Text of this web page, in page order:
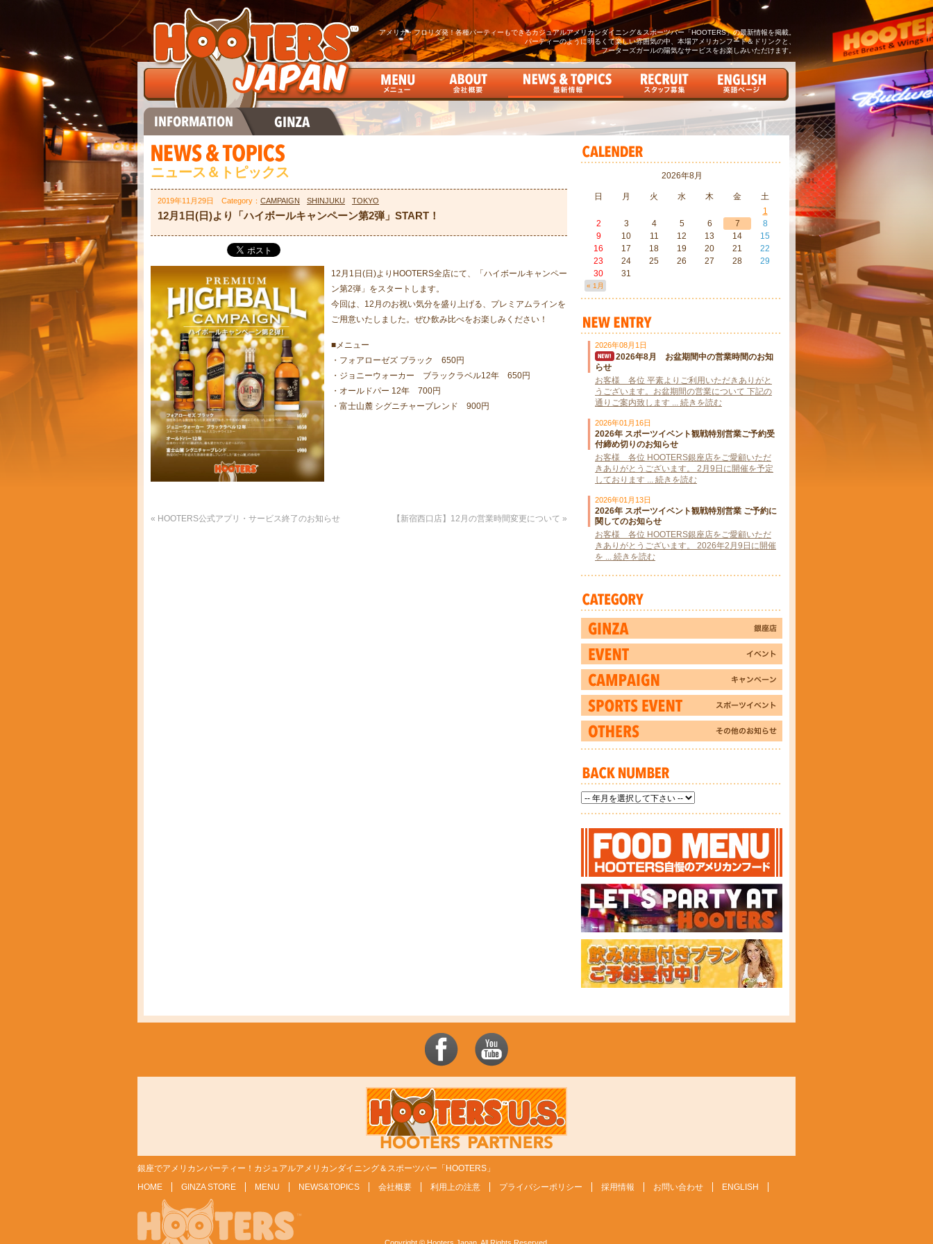
アメリカ・フロリダ発！各種パーティーもできるカジュアルアメリカンダイニング＆スポーツバー「HOOTERS」の最新情報を掲載。
パーティーのように明るくて楽しい雰囲気の中、本場アメリカンフード＆ドリンクと、
フーターズガールの陽気なサービスをお楽しみいただけます。
ニュース＆トピックス
2019年11月29日 Category： CAMPAIGN SHINJUKU TOKYO
12月1日(日)より「ハイボールキャンペーン第2弾」START！
12月1日(日)よりHOOTERS全店にて、「ハイボールキャンペー
ン第2弾」をスタートします。
今回は、12月のお祝い気分を盛り上げる、プレミアムラインを
ご用意いたしました。ぜひ飲み比べをお楽しみください！
■メニュー
・フォアローゼズ ブラック 650円
・ジョニーウォーカー ブラックラベル12年 650円
・オールドパー 12年 700円
・富士山麓 シグニチャーブレンド 900円
« HOOTERS公式アプリ・サービス終了のお知らせ 【新宿西口店】12月の営業時間変更について »
2026年8月
日 月 火 水 木 金 土
« 1月
1
2
3 4 5 6 7
8
9
10 11 12 13 14
15
16
17 18 19 20 21
22
23
24 25 26 27 28
29
30
31
2026年08月1日
2026年8月 お盆期間中の営業時間のお知
らせ
お客様 各位 平素よりご利用いただきありがと
うございます。お盆期間の営業について 下記の
通りご案内致します ... 続きを読む
2026年01月16日
2026年 スポーツイベント観戦特別営業ご予約受
付締め切りのお知らせ
お客様 各位 HOOTERS銀座店をご愛顧いただ
きありがとうございます。 2月9日に開催を予定
しております ... 続きを読む
2026年01月13日
2026年 スポーツイベント観戦特別営業 ご予約に
関してのお知らせ
お客様 各位 HOOTERS銀座店をご愛顧いただ
きありがとうございます。 2026年2月9日に開催
を ... 続きを読む
銀座でアメリカンパーティー！カジュアルアメリカンダイニング＆スポーツバー「HOOTERS」
HOME
GINZA STORE MENU NEWS&TOPICS 会社概要 利用上の注意 プライバシーポリシー 採用情報 お問い合わせ ENGLISH